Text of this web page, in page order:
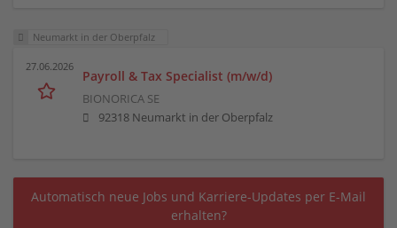
Neumarkt in der Oberpfalz
27.06.2026
Payroll & Tax Specialist (m/w/d)
BIONORICA SE
92318 Neumarkt in der Oberpfalz
Automatisch neue Jobs und Karriere-Updates per E-Mail
erhalten?